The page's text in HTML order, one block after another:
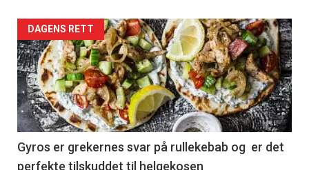
Forsiden
akkurat
nå
-
6
DAGENS RETT
Gyros er grekernes svar på rullekebab og er det
perfekte tilskuddet til helgekosen